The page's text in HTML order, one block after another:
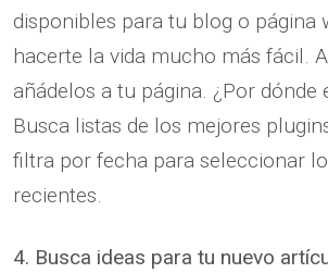
disponibles para tu blog o página
hacerte la vida mucho más fácil.
añádelos a tu página. ¿Por dónde
Busca listas de los mejores
filtra por fecha para seleccionar
recientes.
4. Busca ideas para tu nuevo